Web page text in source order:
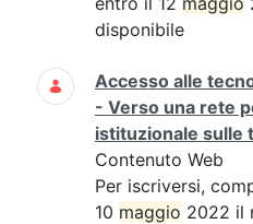
disponibile
Accesso alle
- Verso una rete
istituzionale sulle
Contenuto Web
Per iscriversi,
10 maggio 2022 il